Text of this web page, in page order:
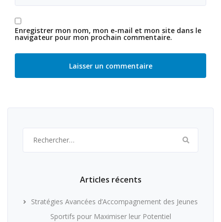
Enregistrer mon nom, mon e-mail et mon site dans le
navigateur pour mon prochain commentaire.
Articles récents
Stratégies Avancées d’Accompagnement des Jeunes
Sportifs pour Maximiser leur Potentiel